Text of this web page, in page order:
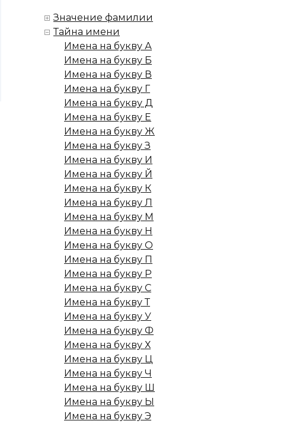
Значение фамилии
Тайна имени
Имена на букву А
Имена на букву Б
Имена на букву В
Имена на букву Г
Имена на букву Д
Имена на букву Е
Имена на букву Ж
Имена на букву З
Имена на букву И
Имена на букву Й
Имена на букву К
Имена на букву Л
Имена на букву М
Имена на букву Н
Имена на букву О
Имена на букву П
Имена на букву Р
Имена на букву С
Имена на букву Т
Имена на букву У
Имена на букву Ф
Имена на букву Х
Имена на букву Ц
Имена на букву Ч
Имена на букву Ш
Имена на букву Ы
Имена на букву Э